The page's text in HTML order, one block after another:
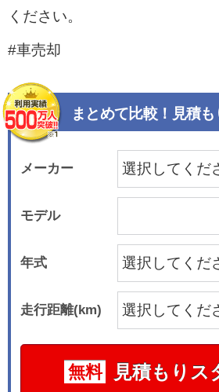
ください。
#車売却
まとめて比較！見積
メーカー
モデル
年式
走行距離(km)
無料 見積もりス